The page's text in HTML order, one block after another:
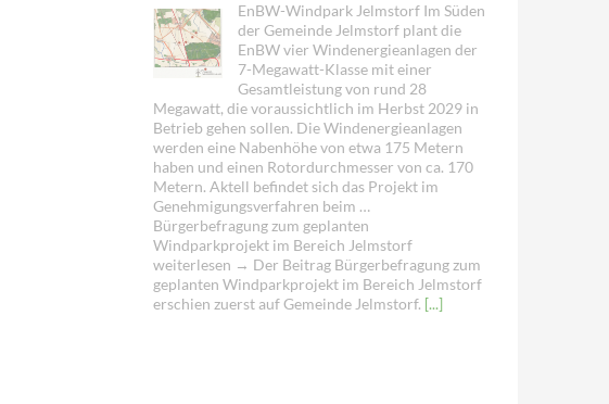
EnBW-Windpark Jelmstorf Im Süden
der Gemeinde Jelmstorf plant die
EnBW vier Windenergieanlagen der
7-Megawatt-Klasse mit einer
Gesamtleistung von rund 28
Megawatt, die voraussichtlich im Herbst 2029 in
Betrieb gehen sollen. Die Windenergieanlagen
werden eine Nabenhöhe von etwa 175 Metern
haben und einen Rotordurchmesser von ca. 170
Metern. Aktell befindet sich das Projekt im
Genehmigungsverfahren beim …
Bürgerbefragung zum geplanten
Windparkprojekt im Bereich Jelmstorf
weiterlesen → Der Beitrag Bürgerbefragung zum
geplanten Windparkprojekt im Bereich Jelmstorf
erschien zuerst auf Gemeinde Jelmstorf. [...]